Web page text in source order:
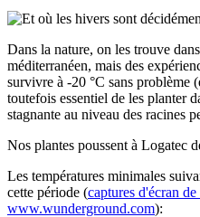
Dans la nature, on les trouve
méditerranéen, mais des
survivre à -20 °C sans problème
toutefois essentiel de les planter
stagnante au niveau des racines
Nos plantes poussent à Logatec
Les températures minimales
cette période (captures d'écran
www.wunderground.com):